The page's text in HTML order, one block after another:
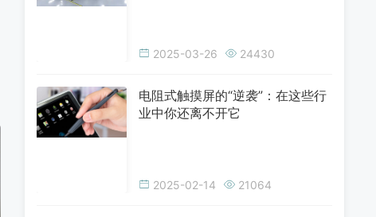
2025-03-26 24430
电阻式触摸屏的“逆袭”：在这些行
业中你还离不开它
2025-02-14 21064